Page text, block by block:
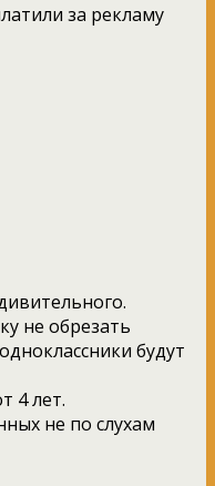
за рекламу
не обрезать
будут
4 лет.
не по слухам